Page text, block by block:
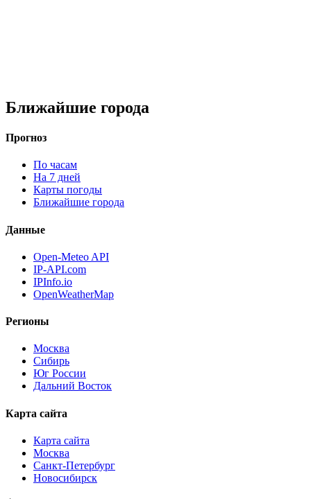
Ближайшие города
Прогноз
По часам
На 7 дней
Карты погоды
Ближайшие города
Данные
Open-Meteo API
IP-API.com
IPInfo.io
OpenWeatherMap
Регионы
Москва
Сибирь
Юг России
Дальний Восток
Карта сайта
Карта сайта
Москва
Санкт-Петербург
Новосибирск